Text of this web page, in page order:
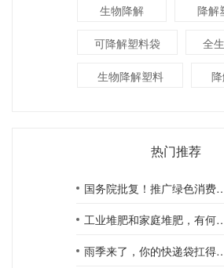
生物降解 降解
可降解塑料袋 全
生物降解塑料
热门推荐
国务院批复！推广绿色消费
工业堆肥和家庭
雨季来了，你的